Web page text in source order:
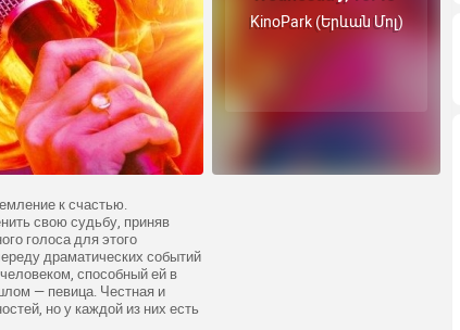
KinoPark (Երևան Մոլ)
к счастью.
свою судьбу, приняв
голоса для этого
драматических событий
способный ей в
— певица. Честная и
но у каждой из них есть